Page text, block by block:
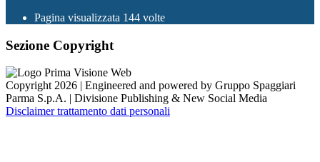
Pagina visualizzata 144 volte
Sezione Copyright
Copyright 2026 | Engineered and powered by Gruppo Spaggiari
Parma S.p.A. | Divisione Publishing & New Social Media
Disclaimer trattamento dati personali